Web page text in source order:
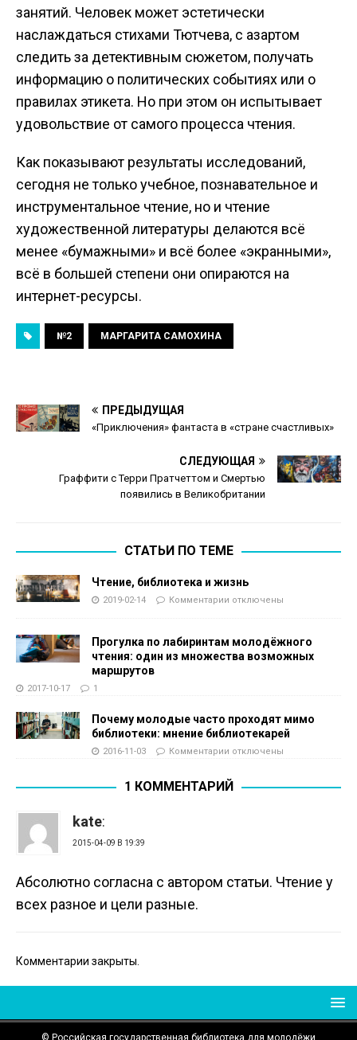
занятий. Человек может эстетически
наслаждаться стихами Тютчева, с азартом
следить за детективным сюжетом, получать
информацию о политических событиях или о
правилах этикета. Но при этом он испытывает
удовольствие от самого процесса чтения.
Как показывают результаты исследований,
сегодня не только учебное, познавательное и
инструментальное чтение, но и чтение
художественной литературы делаются всё
менее «бумажными» и всё более «экранными»,
всё в большей степени они опираются на
интернет-ресурсы.
№2 МАРГАРИТА САМОХИНА
ПРЕДЫДУЩАЯ
«Приключения» фантаста в «стране счастливых»
СЛЕДУЮЩАЯ
Граффити с Терри Пратчеттом и Смертью
появились в Великобритании
СТАТЬИ ПО ТЕМЕ
Чтение, библиотека и жизнь
2019-02-14 Комментарии отключены
Прогулка по лабиринтам молодёжного
чтения: один из множества возможных
маршрутов
2017-10-17 1
Почему молодые часто проходят мимо
библиотеки: мнение библиотекарей
2016-11-03 Комментарии отключены
1 КОММЕНТАРИЙ
kate:
2015-04-09 В 19:39
Абсолютно согласна с автором статьи. Чтение у
всех разное и цели разные.
Комментарии закрыты.